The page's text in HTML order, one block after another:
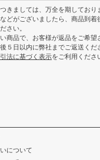
きましては、万全を期しており
どがございましたら、商品到着
さい。
商品で、お客様が返品をご希望
５日以内に弊社までご返送くだ
法に基づく表示をご利用くださ
について